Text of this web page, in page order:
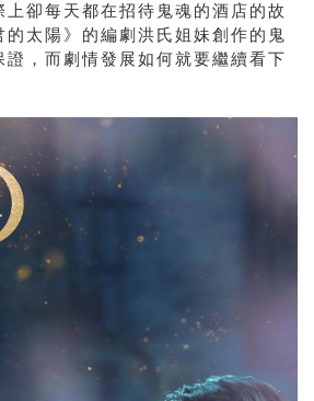
上卻每天都在招待鬼魂的酒店的故
的太陽》的編劇洪氏姐妹創作的鬼
證，而劇情發展如何就要繼續看下